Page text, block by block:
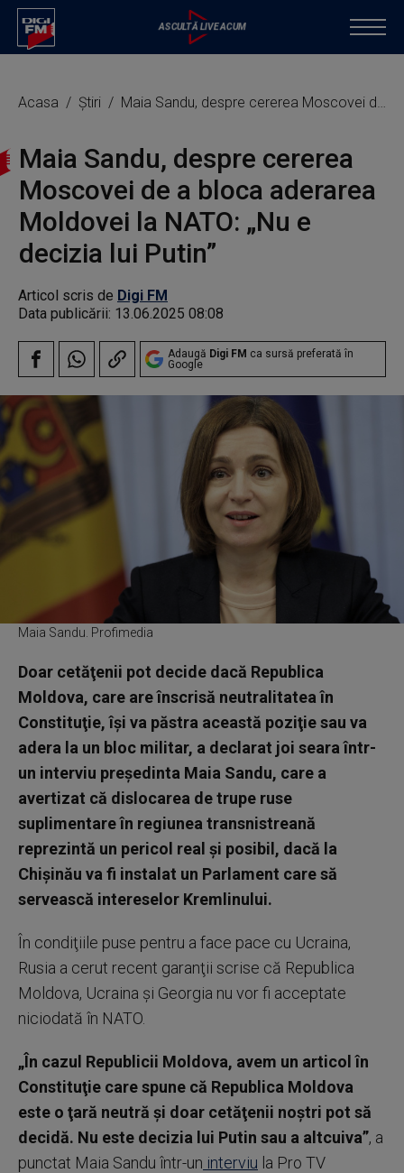
Acasa Știri Maia Sandu, despre cererea Moscovei de a bloca aderarea Moldovei la NATO: „Nu e decizia lui Putin”
Maia Sandu, despre cererea
Moscovei de a bloca aderarea
Moldovei la NATO: „Nu e
decizia lui Putin”
Articol scris de Digi FM
Data publicării: 13.06.2025 08:08
Adaugă Digi FM ca sursă preferată în
Google
Maia Sandu. Profimedia
Doar cetăţenii pot decide dacă Republica
Moldova, care are înscrisă neutralitatea în
Constituţie, îşi va păstra această poziţie sau va
adera la un bloc militar, a declarat joi seara într-
un interviu preşedinta Maia Sandu, care a
avertizat că dislocarea de trupe ruse
suplimentare în regiunea transnistreană
reprezintă un pericol real şi posibil, dacă la
Chişinău va fi instalat un Parlament care să
servească intereselor Kremlinului.
În condiţiile puse pentru a face pace cu Ucraina,
Rusia a cerut recent garanţii scrise că Republica
Moldova, Ucraina şi Georgia nu vor fi acceptate
niciodată în NATO.
„În cazul Republicii Moldova, avem un articol în
Constituţie care spune că Republica Moldova
este o ţară neutră şi doar cetăţenii noştri pot să
decidă. Nu este decizia lui Putin sau a altcuiva”, a
punctat Maia Sandu într-un interviu la Pro TV